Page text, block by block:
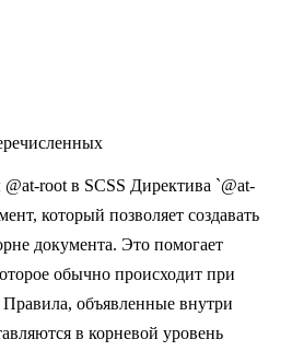
root в SCSS Директива `@at-
который позволяет создавать
документа. Это помогает
обычно происходит при
Правила, объявленные внутри
в корневой уровень